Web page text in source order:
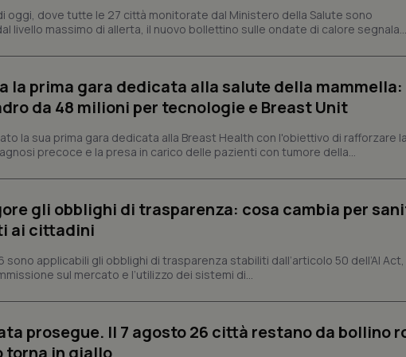
oggi, dove tutte le 27 città monitorate dal Ministero della Salute sono
livello massimo di allerta, il nuovo bollettino sulle ondate di calore segnala...
la prima gara dedicata alla salute della mammella:
da 48 milioni per tecnologie e Breast Unit
la sua prima gara dedicata alla Breast Health con l'obiettivo di rafforzare la
precoce e la presa in carico delle pazienti con tumore della...
gli obblighi di trasparenza: cosa cambia per
ai cittadini
sono applicabili gli obblighi di trasparenza stabiliti dall’articolo 50 dell’AI Act,
sul mercato e l’utilizzo dei sistemi di...
prosegue. Il 7 agosto 26 città restano da bollino
torna in giallo
contribuiscono a rendere fruibile il sito web abilitandone funzionalità di base quali la
alle aree protette del sito. Il sito web non è in grado di funzionare correttamente senza questi
.youtube.com
settimane
scelte di consenso e privacy
interazione con il sito. Registra i
del visitatore riguardo a varie
CookieScript
5 mesi 3
Questo cookie viene utilizzato
sites-ironfish-
enable
www.quotidianosanita.it
Questo cookie è impostato
sites-ironfish-
www.quotidianosanita.it
4
settimane
Questo cookie è impostato
significativo del servizio di
utilizzato da Google. Questo